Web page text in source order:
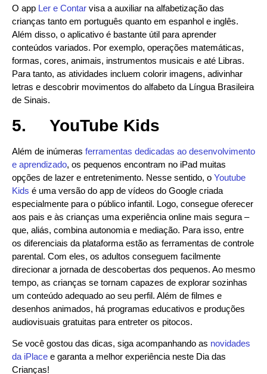
O app Ler e Contar visa a auxiliar na alfabetização das
crianças tanto em português quanto em espanhol e inglês.
Além disso, o aplicativo é bastante útil para aprender
conteúdos variados. Por exemplo, operações matemáticas,
formas, cores, animais, instrumentos musicais e até Libras.
Para tanto, as atividades incluem colorir imagens, adivinhar
letras e descobrir movimentos do alfabeto da Língua Brasileira
de Sinais.
5. YouTube Kids
Além de inúmeras ferramentas dedicadas ao desenvolvimento
e aprendizado, os pequenos encontram no iPad muitas
opções de lazer e entretenimento. Nesse sentido, o Youtube
Kids é uma versão do app de vídeos do Google criada
especialmente para o público infantil. Logo, consegue oferecer
aos pais e às crianças uma experiência online mais segura –
que, aliás, combina autonomia e mediação. Para isso, entre
os diferenciais da plataforma estão as ferramentas de controle
parental. Com eles, os adultos conseguem facilmente
direcionar a jornada de descobertas dos pequenos. Ao mesmo
tempo, as crianças se tornam capazes de explorar sozinhas
um conteúdo adequado ao seu perfil. Além de filmes e
desenhos animados, há programas educativos e produções
audiovisuais gratuitas para entreter os pitocos.
Se você gostou das dicas, siga acompanhando as novidades
da iPlace e garanta a melhor experiência neste Dia das
Crianças!